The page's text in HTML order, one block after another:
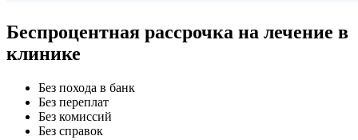
Беспроцентная рассрочка на лечение в
клинике
Без похода в банк
Без переплат
Без комиссий
Без справок